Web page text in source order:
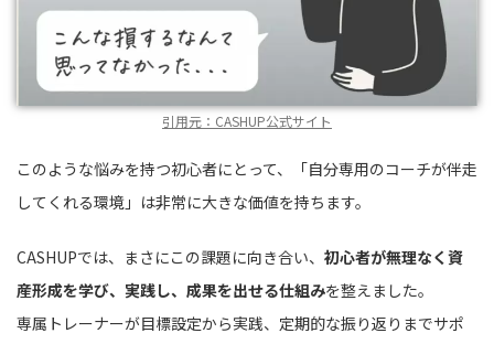
引用元：CASHUP公式サイト
このような悩みを持つ初心者にとって、「自分専用のコーチが伴走
してくれる環境」は非常に大きな価値を持ちます。
CASHUPでは、まさにこの課題に向き合い、 初心者が無理なく資
産形成を学び、実践し、成果を出せる仕組みを整えました。
専属トレーナーが目標設定から実践、定期的な振り返りまでサポ